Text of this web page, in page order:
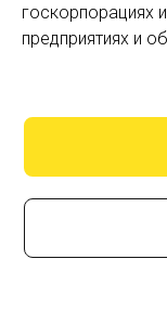
госкорпорациях
предприятиях и